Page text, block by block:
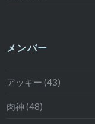
メンバー
アッキー (43)
肉神 (48)